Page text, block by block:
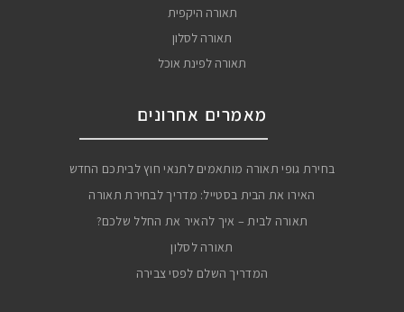
תאורה היקפית
תאורה לסלון
תאורה לפינת אוכל
מאמרים אחרונים
בחירת גופי תאורה מותאמים לתנאי חוץ לביתכם החדש
האירו את הבית בסטייל: מדריך לבחירת תאורה
תאורה לבית – איך להאיר את החלל שלכם?
תאורה לסלון
המדריך השלם לפסי צבירה